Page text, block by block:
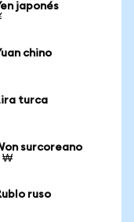
japonés
chino
turca
surcoreano
₩
ruso